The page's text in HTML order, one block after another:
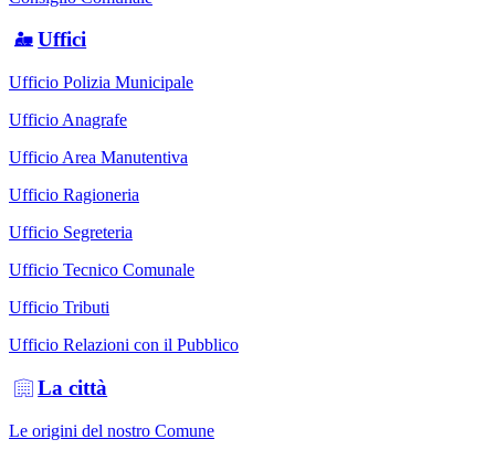
Uffici
Ufficio Polizia Municipale
Ufficio Anagrafe
Ufficio Area Manutentiva
Ufficio Ragioneria
Ufficio Segreteria
Ufficio Tecnico Comunale
Ufficio Tributi
Ufficio Relazioni con il Pubblico
La città
Le origini del nostro Comune